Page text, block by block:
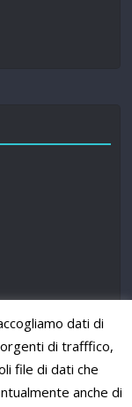
dati di
di trafffico,
file di dati che
anche di